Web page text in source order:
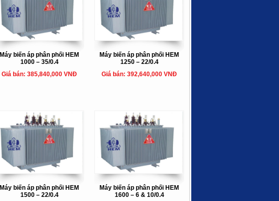
Máy biến áp phân phối HEM
1000 – 35/0.4
Giá bán: 385,840,000 VNĐ
Máy biến áp phân phối HEM
1250 – 22/0.4
Giá bán: 392,640,000 VNĐ
Máy biến áp phân phối HEM
1500 – 22/0.4
Máy biến áp phân phối HEM
1600 – 6 & 10/0.4